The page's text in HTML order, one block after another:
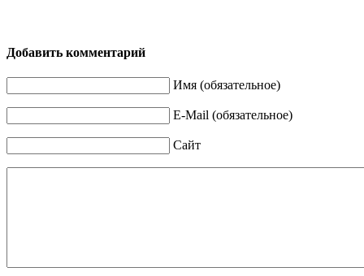
Добавить комментарий
Имя (обязательное)
E-Mail (обязательное)
Сайт